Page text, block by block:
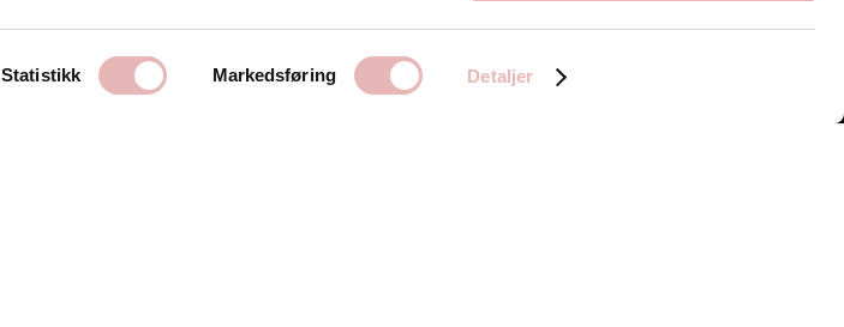
Statistikk Markedsføring Detaljer
Lørdager 10:00-16:00